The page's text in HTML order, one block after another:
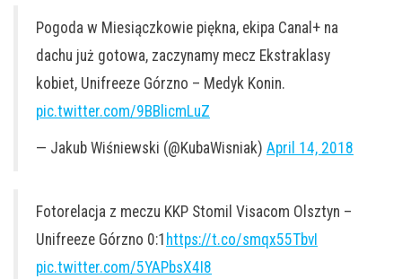
Pogoda w Miesiączkowie piękna, ekipa Canal+ na
dachu już gotowa, zaczynamy mecz Ekstraklasy
kobiet, Unifreeze Górzno – Medyk Konin.
pic.twitter.com/9BBlicmLuZ
— Jakub Wiśniewski (@KubaWisniak) April 14, 2018
Fotorelacja z meczu KKP Stomil Visacom Olsztyn –
Unifreeze Górzno 0:1 https://t.co/smqx55TbvI
pic.twitter.com/5YAPbsX4I8